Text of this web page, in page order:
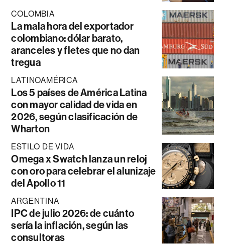
COLOMBIA
La mala hora del exportador
colombiano: dólar barato,
aranceles y fletes que no dan
tregua
LATINOAMÉRICA
Los 5 países de América Latina
con mayor calidad de vida en
2026, según clasificación de
Wharton
ESTILO DE VIDA
Omega x Swatch lanza un reloj
con oro para celebrar el alunizaje
del Apollo 11
ARGENTINA
IPC de julio 2026: de cuánto
sería la inflación, según las
consultoras